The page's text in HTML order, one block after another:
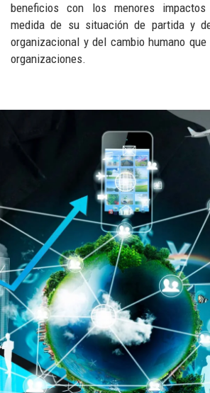
beneficios con los menores
medida de su situación de partida y
organizacional y del cambio humano
organizaciones.